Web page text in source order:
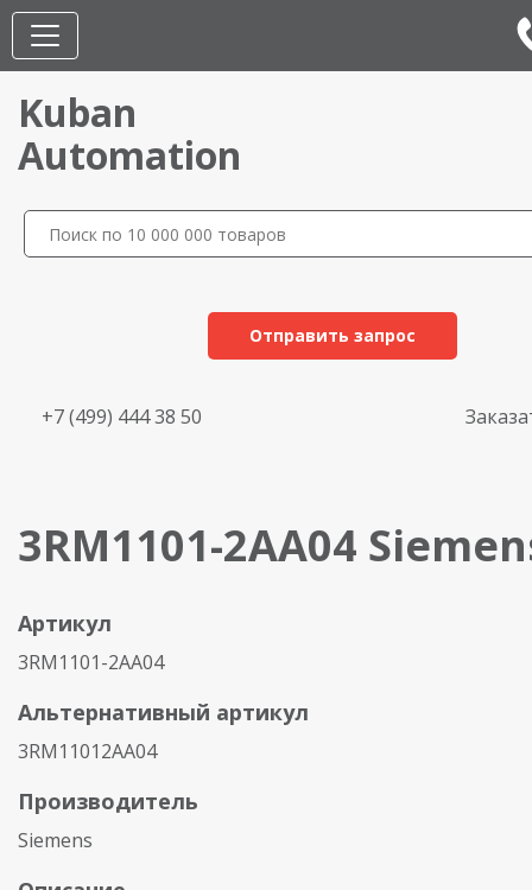
Kuban
Automation
Отправить запрос
+7 (499) 444 38 50
3RM1101-2AA04
Артикул
3RM1101-2AA04
Альтернативный артикул
3RM11012AA04
Производитель
Siemens